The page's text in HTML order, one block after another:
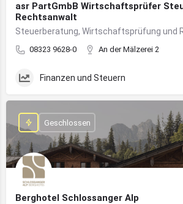
asr PartGmbB Wirtschaftsprüfer
Rechtsanwalt
08323 9628-0 An der Mälzerei 2
Finanzen und Steuern
Berghotel Schlossanger Alp
Geschlossen